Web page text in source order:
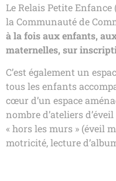
Le Relais Petite
la Communauté de
à la fois aux enfants,
maternelles, sur
C’est également un
tous les enfants
cœur d’un espace
nombre d’ateliers
« hors les murs » (éveil
motricité, lecture